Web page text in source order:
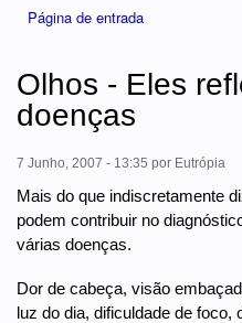
Página de entrada
Olhos - Eles
doenças
7 Junho, 2007 - 13:35 por Eutrópia
Mais do que indiscretamente
podem contribuir no
várias doenças.
Dor de cabeça, visão
luz do dia, dificuldade de